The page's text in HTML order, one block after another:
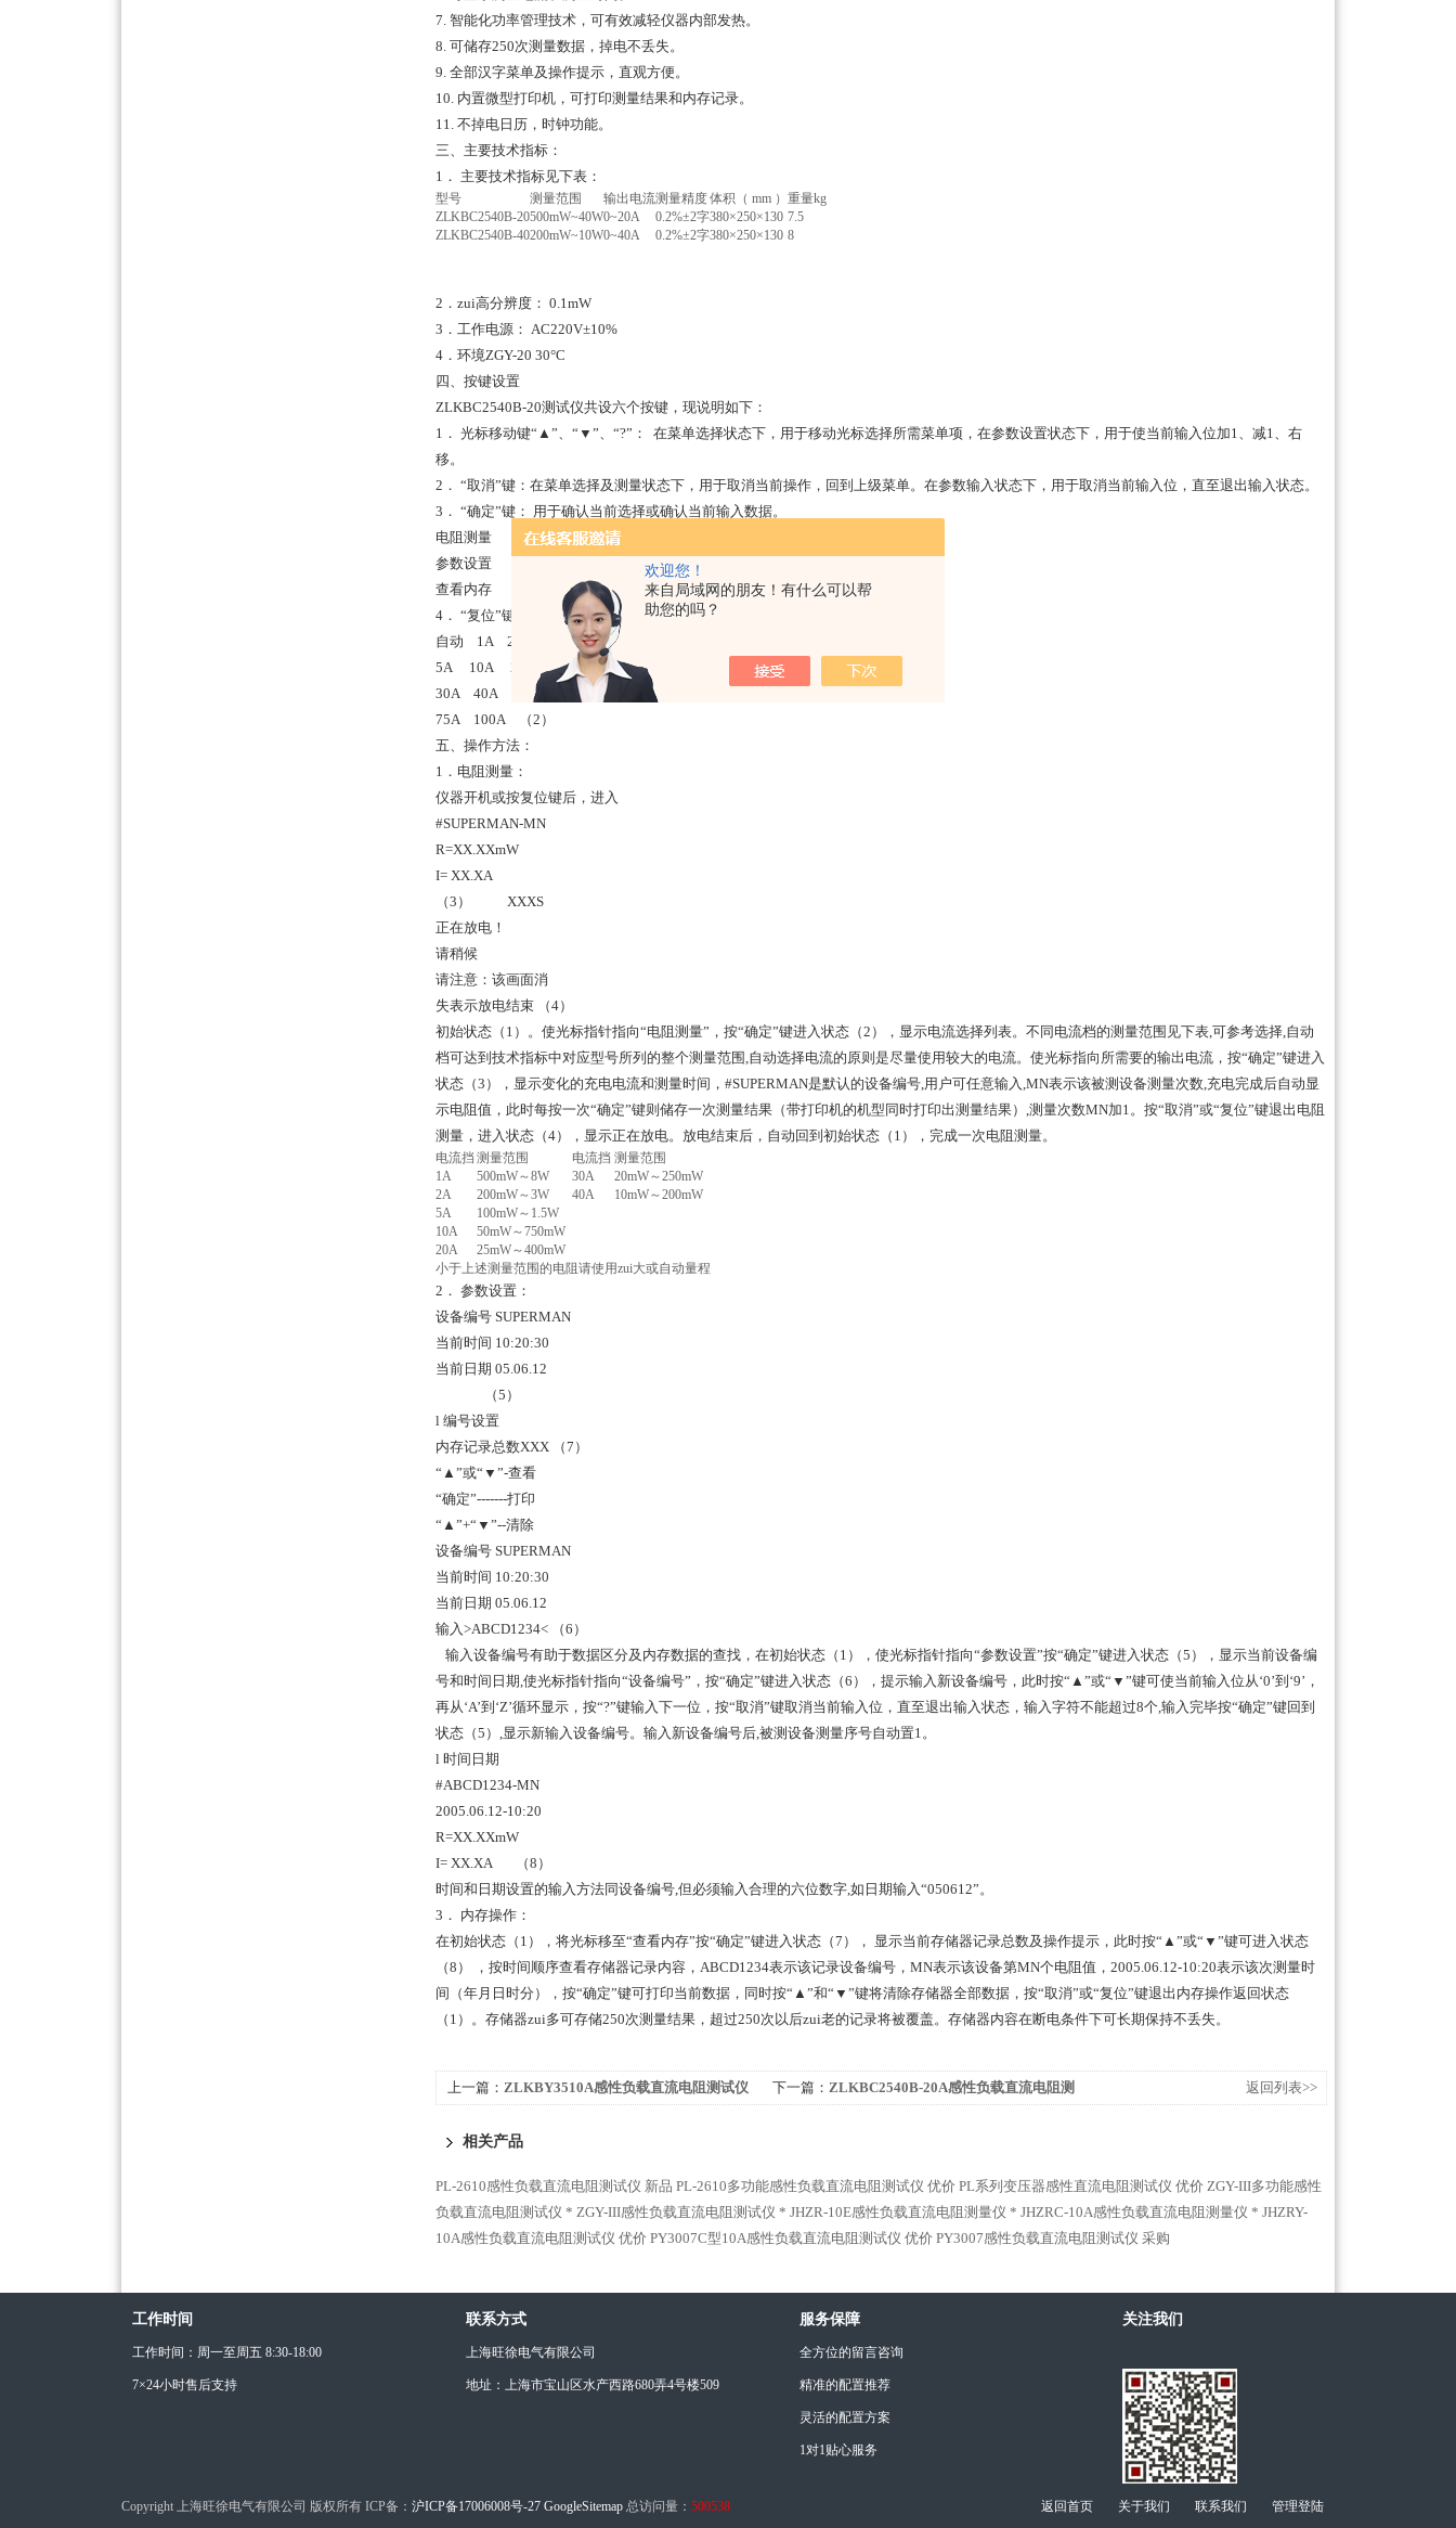
欢迎您！
来自局域网的朋友！有什么可以帮
助您的吗？
7. 智能化功率管理技术，可有效减轻仪器内部发热。
8. 可储存250次测量数据，掉电不丢失。
9. 全部汉字菜单及操作提示，直观方便。
10. 内置微型打印机，可打印测量结果和内存记录。
11. 不掉电日历，时钟功能。
三、主要技术指标：
1． 主要技术指标见下表：
型号 测量范围 输出电流测量精度体积（ mm ） 重量kg
ZLKBC2540B-20500mW~40W0~20A 0.2%±2字380×250×130 7.5
ZLKBC2540B-40200mW~10W0~40A 0.2%±2字380×250×130 8
2．zui高分辨度： 0.1mW
3．工作电源： AC220V±10%
4．环境ZGY-20 30°C
四、按键设置
ZLKBC2540B-20测试仪共设六个按键，现说明如下：
1． 光标移动键“▲”、“▼”、“?”： 在菜单选择状态下，用于移动光标选择所需菜单项，在参数设置状态下，用于使当前输入位加1、减1、右
移。
2． “取消”键：在菜单选择及测量状态下，用于取消当前操作，回到上级菜单。在参数输入状态下，用于取消当前输入位，直至退出输入状态。
3． “确定”键： 用于确认当前选择或确认当前输入数据。
电阻测量
参数设置
查看内存
4． “复位”键：在任何状态下，按此健将使整机复位回到初始状态。
自动 1A 2.5A
5A 10A 20A
30A 40A 50A
75A 100A （2）
五、操作方法：
1．电阻测量：
仪器开机或按复位键后，进入
#SUPERMAN-MN
R=XX.XXmW
I= XX.XA
（3） XXXS
正在放电！
请稍候
请注意：该画面消
失表示放电结束 （4）
初始状态（1）。使光标指针指向“电阻测量”，按“确定”键进入状态（2），显示电流选择列表。不同电流档的测量范围见下表,可参考选择,自动
档可达到技术指标中对应型号所列的整个测量范围,自动选择电流的原则是尽量使用较大的电流。使光标指向所需要的输出电流，按“确定”键进入
状态（3），显示变化的充电电流和测量时间，#SUPERMAN是默认的设备编号,用户可任意输入,MN表示该被测设备测量次数,充电完成后自动显
示电阻值，此时每按一次“确定”键则储存一次测量结果（带打印机的机型同时打印出测量结果）,测量次数MN加1。按“取消”或“复位”键退出电阻
测量，进入状态（4），显示正在放电。放电结束后，自动回到初始状态（1），完成一次电阻测量。
电流挡 测量范围 电流挡 测量范围
1A
500mW～8W 30A
20mW～250mW
2A
200mW～3W 40A
10mW～200mW
5A
100mW～1.5W
10A
50mW～750mW
20A
25mW～400mW
小于上述测量范围的电阻请使用zui大或自动量程
2． 参数设置：
设备编号 SUPERMAN
当前时间 10:20:30
当前日期 05.06.12
（5）
l 编号设置
内存记录总数XXX （7）
“▲”或“▼”-查看
“确定”-------打印
“▲”+“▼”--清除
设备编号 SUPERMAN
当前时间 10:20:30
当前日期 05.06.12
输入>ABCD1234< （6）
输入设备编号有助于数据区分及内存数据的查找，在初始状态（1），使光标指针指向“参数设置”按“确定”键进入状态（5），显示当前设备编
号和时间日期,使光标指针指向“设备编号”，按“确定”键进入状态（6），提示输入新设备编号，此时按“▲”或“▼”键可使当前输入位从‘0’到‘9’，
再从‘A’到‘Z’循环显示，按“?”键输入下一位，按“取消”键取消当前输入位，直至退出输入状态，输入字符不能超过8个,输入完毕按“确定”键回到
状态（5）,显示新输入设备编号。输入新设备编号后,被测设备测量序号自动置1。
l 时间日期
#ABCD1234-MN
2005.06.12-10:20
R=XX.XXmW
I= XX.XA （8）
时间和日期设置的输入方法同设备编号,但必须输入合理的六位数字,如日期输入“050612”。
3． 内存操作：
在初始状态（1），将光标移至“查看内存”按“确定”键进入状态（7）， 显示当前存储器记录总数及操作提示，此时按“▲”或“▼”键可进入状态
（8） ，按时间顺序查看存储器记录内容，ABCD1234表示该记录设备编号，MN表示该设备第MN个电阻值，2005.06.12-10:20表示该次测量时
间（年月日时分），按“确定”键可打印当前数据，同时按“▲”和“▼”键将清除存储器全部数据，按“取消”或“复位”键退出内存操作返回状态
（1）。存储器zui多可存储250次测量结果，超过250次以后zui老的记录将被覆盖。存储器内容在断电条件下可长期保持不丢失。
上一篇： ZLKBY3510A感性负载直流电阻测试仪
下一篇： ZLKBC2540B-20A感性负载直流电阻测
返回列表>>
相关产品
PL-2610感性负载直流电阻测试仪 新品 PL-2610多功能感性负载直流电阻测试仪 优价 PL系列变压器感性直流电阻测试仪 优价 ZGY-III多功能感性
负载直流电阻测试仪 * ZGY-III感性负载直流电阻测试仪 * JHZR-10E感性负载直流电阻测量仪 * JHZRC-10A感性负载直流电阻测量仪 * JHZRY-
10A感性负载直流电阻测试仪 优价 PY3007C型10A感性负载直流电阻测试仪 优价 PY3007感性负载直流电阻测试仪 采购
工作时间
工作时间：周一至周五 8:30-18:00
7×24小时售后支持
联系方式
上海旺徐电气有限公司
地址：上海市宝山区水产西路680弄4号楼509
服务保障
全方位的留言咨询
精准的配置推荐
灵活的配置方案
1对1贴心服务
关注我们
Copyright 上海旺徐电气有限公司 版权所有 ICP备： 沪ICP备17006008号-27 GoogleSitemap 总访问量： 500538 返回首页 关于我们 联系我们 管理登陆